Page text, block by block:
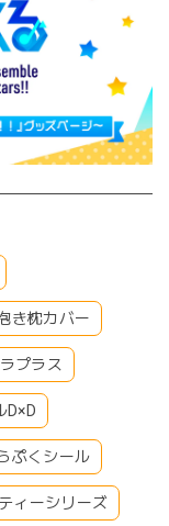
き枕カバー
ラプラス
D×D
ぷくシール
ィーシリーズ